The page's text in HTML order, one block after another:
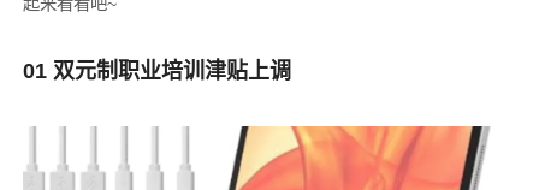
起来看看吧~
01 双元制职业培训津贴上调